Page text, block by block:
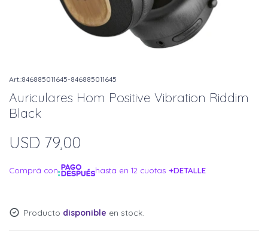
846885011645-846885011645
Auriculares Hom Positive Vibration Riddim
Black
USD 79,00
Comprá con hasta en 12 cuotas +DETALLE
Producto disponible en stock.